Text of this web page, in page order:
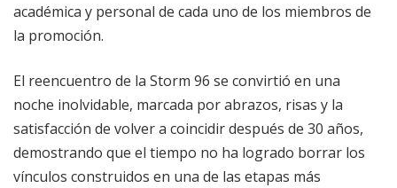
académica y personal de cada uno de los miembros de
la promoción.
El reencuentro de la Storm 96 se convirtió en una
noche inolvidable, marcada por abrazos, risas y la
satisfacción de volver a coincidir después de 30 años,
demostrando que el tiempo no ha logrado borrar los
vínculos construidos en una de las etapas más